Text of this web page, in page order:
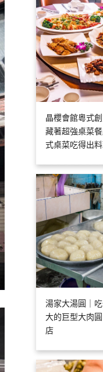
晶櫻會館粵式
藏著超強桌菜
式桌菜吃得出
湯家大湯圓｜
大的巨型大肉
店